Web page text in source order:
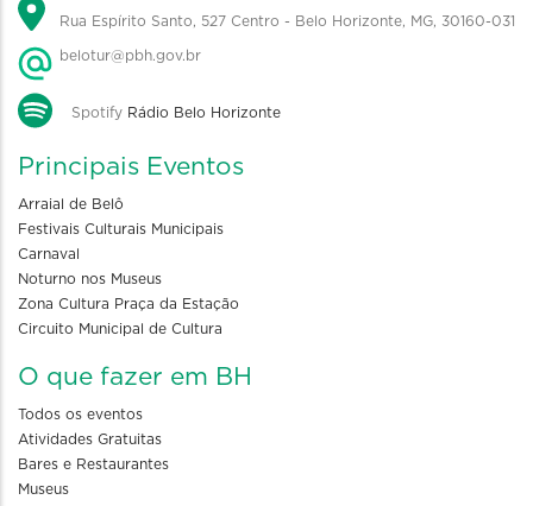
Rua Espírito Santo, 527 Centro - Belo Horizonte, MG, 30160-031
belotur@pbh.gov.br
Spotify Rádio Belo Horizonte
Principais Eventos
Arraial de Belô
Festivais Culturais Municipais
Carnaval
Noturno nos Museus
Zona Cultura Praça da Estação
Circuito Municipal de Cultura
O que fazer em BH
Todos os eventos
Atividades Gratuitas
Bares e Restaurantes
Museus